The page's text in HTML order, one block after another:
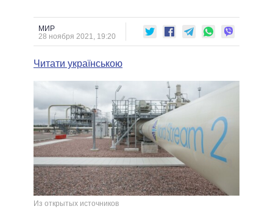
ГЛАВЫ ОБЛАДМИНИСТРАЦИЙ
МЭРЫ
ВСЕ ПЕРСОНЫ
СРАВНЕНИЕ ПОЛИТИКОВ
МИР
28 ноября 2021, 19:20
Читати українською
Из открытых источников